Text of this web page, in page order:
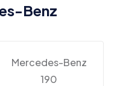
Benz
Mercedes-Benz
190